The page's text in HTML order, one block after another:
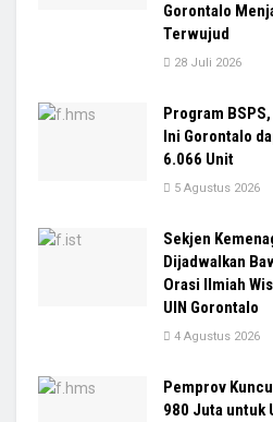
Gorontalo
Terwujud
28 Juli 2026
Program
Ini Gorontalo
6.066 Unit
5 Agustus 2026
Sekjen
Dijadwalkan
Orasi Ilmiah
UIN Gorontalo
4 Agustus 2026
Pemprov
980 Juta untuk